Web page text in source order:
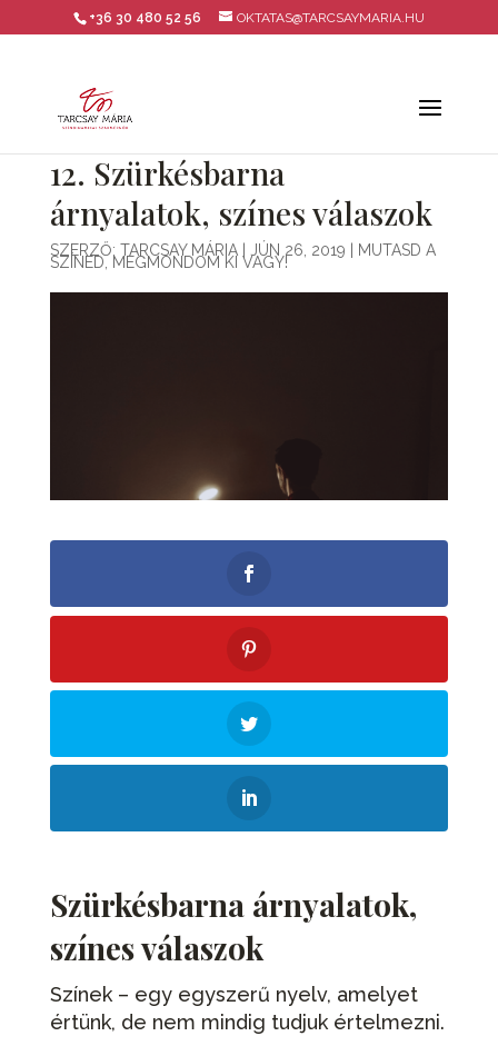
+36 30 480 52 56 OKTATAS@TARCSAYMARIA.HU
12. Szürkésbarna
árnyalatok, színes válaszok
SZERZŐ: TARCSAY MÁRIA| JÚN 26, 2019 MUTASD A
SZÍNED, MEGMONDOM KI VAGY!
Szürkésbarna árnyalatok,
színes válaszok
Színek – egy egyszerű nyelv, amelyet
értünk, de nem mindig tudjuk értelmezni.